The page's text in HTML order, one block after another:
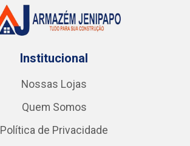
Institucional
Nossas Lojas
Quem Somos
Política de Privacidade